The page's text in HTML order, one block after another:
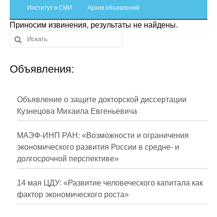
Отчетность
Противодействие коррупции
Материалы для СМИ
Публикации
Научная жизнь
Проблемы прогнозирования
О журнале
Номера журналов
Институт в СМИ Архив объявлений
Приносим извинения, результаты не найдены.
Объявления:
Объявление о защите докторской диссертации
Кузнецова Михаила Евгеньевича
МАЭФ-ИНП РАН: «Возможности и ограничения
экономического развития России в средне- и
долгосрочной перспективе»
14 мая ЦДУ: «Развитие человеческого капитала как
фактор экономического роста»